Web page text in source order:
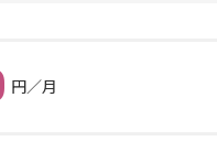
円／月